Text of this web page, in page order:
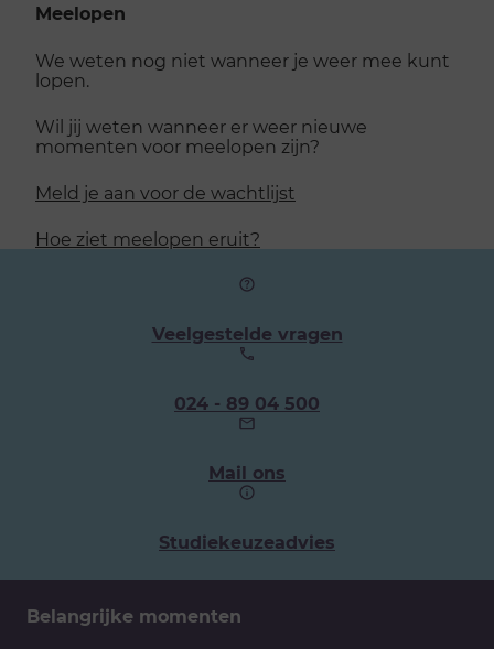
Meelopen
We weten nog niet wanneer je weer mee kunt
lopen.
Wil jij weten wanneer er weer nieuwe
momenten voor meelopen zijn?
Meld je aan voor de wachtlijst
Hoe ziet meelopen eruit?
Veelgestelde vragen
Ons
telefoonnummer:
024 - 89 04 500
Mail ons
Studiekeuzeadvies
Belangrijke momenten